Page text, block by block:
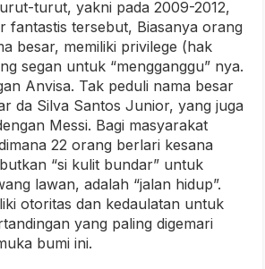
turut, yakni pada 2009-2012,
fantastis tersebut, Biasanya orang
besar, memiliki privilege (hak
segan untuk “mengganggu” nya.
Anvisa. Tak peduli nama besar
da Silva Santos Junior, yang juga
Messi. Bagi masyarakat
22 orang berlari kesana
“si kulit bundar” untuk
lawan, adalah “jalan hidup”.
otoritas dan kedaulatan untuk
yang paling digemari
bumi ini.